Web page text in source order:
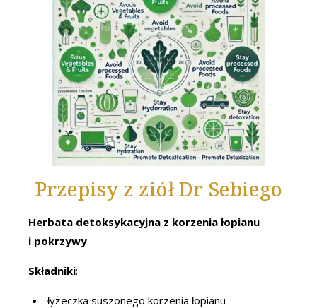
Przepisy z ziół Dr Sebiego
Herbata detoksykacyjna z korzenia łopianu
i pokrzywy
Składniki:
łyżeczka suszonego korzenia łopianu